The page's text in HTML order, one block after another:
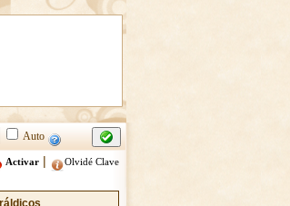
Auto
Activar| Olvidé Clave